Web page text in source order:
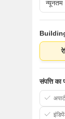
संपत्ति का